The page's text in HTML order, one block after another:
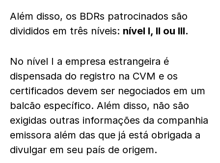
Além disso, os BDRs patrocinados são
divididos em três níveis: nível I, II ou III.
No nível I a empresa estrangeira é
dispensada do registro na CVM e os
certificados devem ser negociados em um
balcão específico. Além disso, não são
exigidas outras informações da companhia
emissora além das que já está obrigada a
divulgar em seu país de origem.